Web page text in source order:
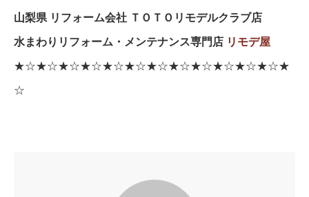
山梨県 リフォーム会社 ＴＯＴＯリモデルクラブ店
水まわりリフォーム・メンテナンス専門店 リモデ屋
★☆★☆★☆★☆★☆★☆★☆★☆★☆★☆★☆★☆★
☆